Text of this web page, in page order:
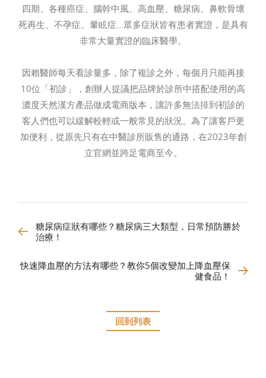
四期、各種癌症、腦幹中風、高血壓、糖尿病、鼻軟骨壞
死再生、不孕症、暈眩症...眾多症狀皆有患者實證，是具有
非常大量實證的臨床醫學。
因賴醫師每天看診量多，除了複診之外，每個月只能再接
10位「初診」，創辦人提議把品牌於診所中搭配使用的高
濃度天然漢方產品做成電商版本，讓許多無法排到初診的
客人們也可以緩解較輕或一般常見的狀況。為了讓客戶更
加便利，從原先只有在中醫診所販售的通路，在2023年創
立官網並跨足電商至今。
糖尿病症狀有哪些？糖尿病三大類型，日常預防勝於
治療！
快速降血壓的方法有哪些？教你5個改變加上降血壓保
健食品！
回到列表